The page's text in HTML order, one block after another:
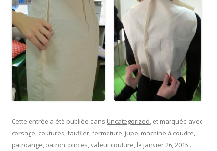
Cette entrée a été publiée dans Uncategorized , et marquée avec
corsage coutures faufiler fermeture jupe machine à coudre
patroange patron pinces valeur couture , le janvier 26, 2015 .